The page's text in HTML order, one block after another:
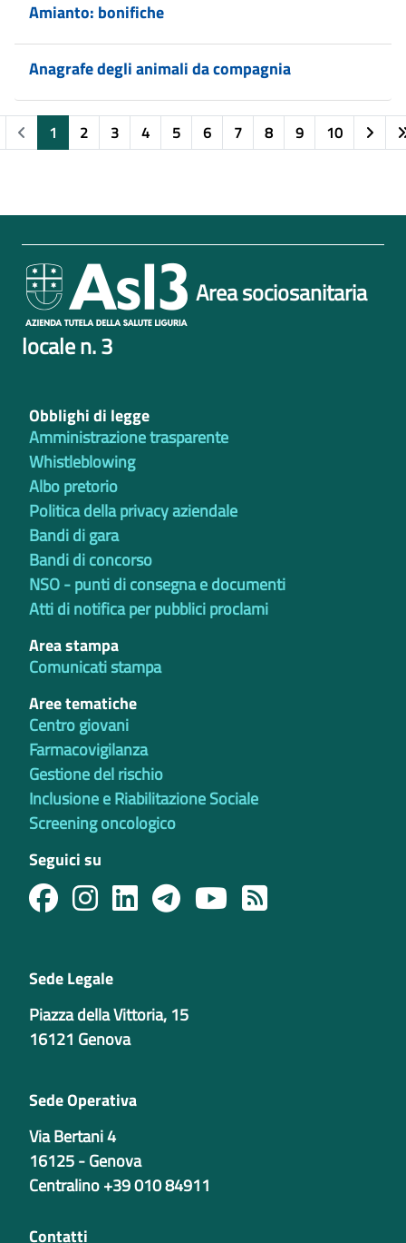
Amianto: bonifiche
Anagrafe degli animali da compagnia
1 2 3 4 5 6 7 8 9 10
Area sociosanitaria
locale n. 3
Obblighi di legge
Amministrazione trasparente
Whistleblowing
Albo pretorio
Politica della privacy aziendale
Bandi di gara
Bandi di concorso
NSO - punti di consegna e documenti
Atti di notifica per pubblici proclami
Area stampa
Comunicati stampa
Aree tematiche
Centro giovani
Farmacovigilanza
Gestione del rischio
Inclusione e Riabilitazione Sociale
Screening oncologico
Seguici su
Sede Legale
Piazza della Vittoria, 15
16121 Genova
Sede Operativa
Via Bertani 4
16125 - Genova
Centralino +39 010 84911
Contatti